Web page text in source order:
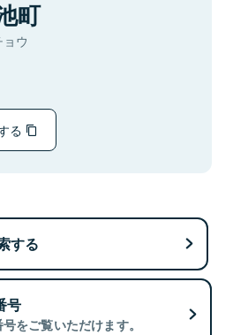
町
ウ
る
する
号
をご覧いただけます。